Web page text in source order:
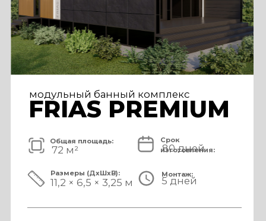
6 950 000 ₽
11,7 × 3,9 × 3,25 м
80 дней
48 м²
Общая площадь:
модульный банный комплекс
TISAN LUXE